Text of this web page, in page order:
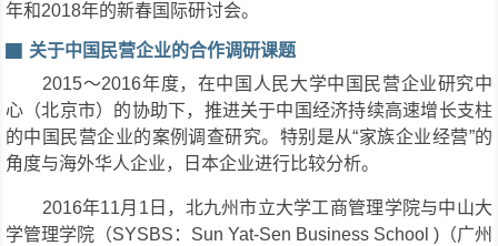
年和2018年的新春国际研讨会。
关于中国民营企业的合作调研课题
2015～2016年度，在中国人民大学中国民营企业研究中
心（北京市）的协助下，推进关于中国经济持续高速增长支柱
的中国民营企业的案例调查研究。特别是从“家族企业经营”的
角度与海外华人企业，日本企业进行比较分析。
2016年11月1日，北九州市立大学工商管理学院与中山大
学管理学院（SYSBS：Sun Yat-Sen Business School )（广州